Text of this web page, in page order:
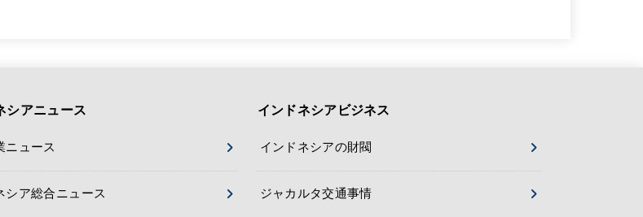
シアニュース
ニュース
シア総合ニュース
インドネシアビジネス
インドネシアの財閥
ジャカルタ交通事情